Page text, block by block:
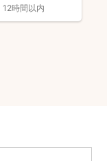
12時間以内